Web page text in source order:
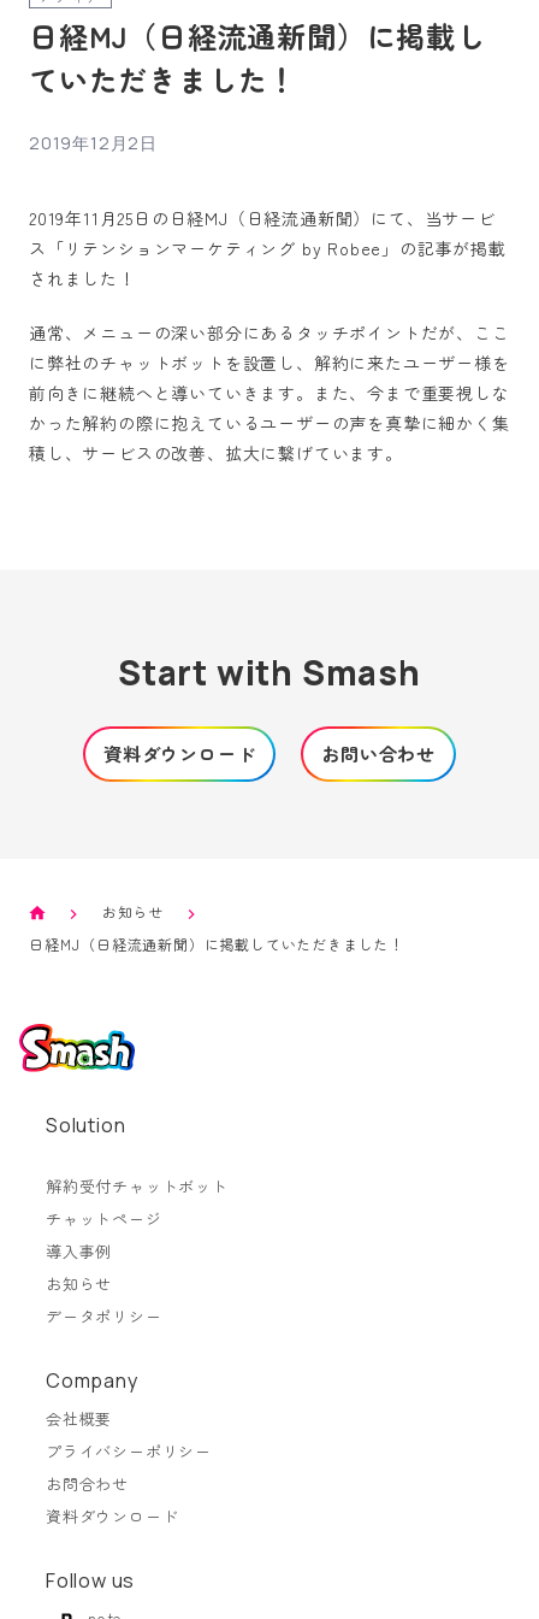
日経MJ（日経流通新聞）に掲載し
ていただきました！
2019年12月2日
2019年11月25日の日経MJ（日経流通新聞）にて、当サービ
ス「リテンションマーケティング by Robee」の記事が掲載
されました！
通常、メニューの深い部分にあるタッチポイントだが、ここ
に弊社のチャットボットを設置し、解約に来たユーザー様を
前向きに継続へと導いていきます。また、今まで重要視しな
かった解約の際に抱えているユーザーの声を真摯に細かく集
積し、サービスの改善、拡大に繋げています。
Start with Smash
資料ダウンロード お問い合わせ
お知らせ
日経MJ（日経流通新聞）に掲載していただきました！
Solution
解約受付チャットボット
チャットページ
導入事例
お知らせ
データポリシー
Company
会社概要
プライバシーポリシー
お問合わせ
資料ダウンロード
Follow us